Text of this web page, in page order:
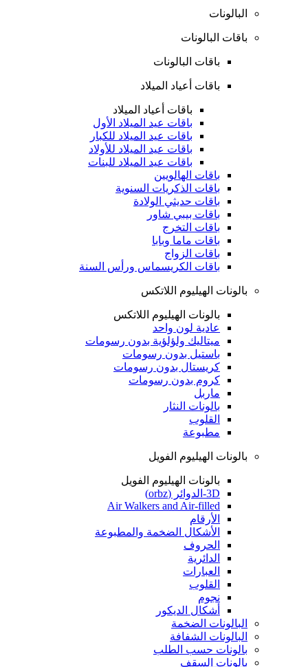
البالونات
باقات البالونات
باقات البالونات
باقات أعياد الميلاد
باقات أعياد الميلاد
باقات عيد الميلاد الأول
باقات عيد الميلاد للكبار
باقات عيد الميلاد للأولاد
باقات عيد الميلاد للبنات
باقات الهالويين
باقات الذكريات السنوية
باقات حديثي الولادة
باقات بيبي شاور
باقات التخرج
باقات ماما وبابا
باقات الزواج
باقات الكريسماس ورأس السنة
بالونات الهيليوم اللاتكس
بالونات الهيليوم اللاتكس
عادية لون واحد
ميتاليك ولؤلؤية بدون رسومات
باستيل بدون رسومات
كريستال بدون رسومات
كروم بدون رسومات
ماربل
بالونات النثار
القلوب
مطبوعة
بالونات الهيليوم الفويل
بالونات الهيليوم الفويل
3D-الدوائر (orbz)
Air Walkers and Air-filled
الأرقام
الأشكال الضخمة والمطبوعة
الحروف
الدائرية
العبارات
القلوب
نجوم
أشكال الديكور
البالونات الضخمة
البالونات الشفافة
بالونات حسب الطلب
بالونات السقف